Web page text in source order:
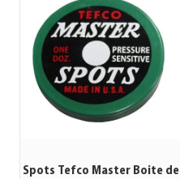
Spots Tefco Master Boite de